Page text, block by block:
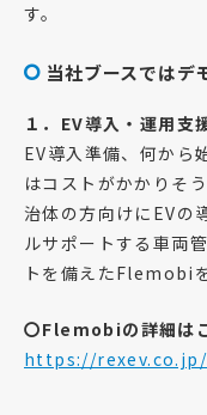
す。
当社ブースではデ
１．EV導入・運用支
EV導入準備、何から
はコストがかかりそ
治体の方向けにEVの
ルサポートする車両
トを備えたFlemobi
〇Flemobiの詳細は
https://